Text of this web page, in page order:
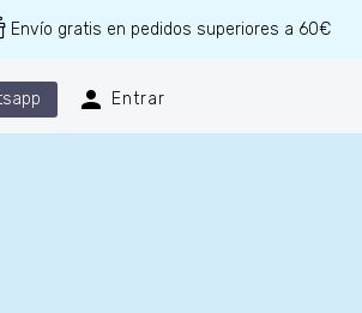
Envío gratis en pedidos superiores a 60€
Entrar